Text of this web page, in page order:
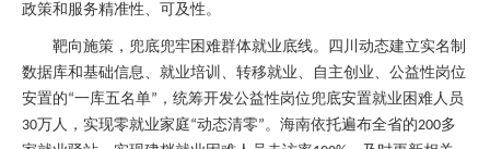
政策和服务精准性、可及性。
靶向施策，兜底兜牢困难群体就业底线。四川动态建立实名制
数据库和基础信息、就业培训、转移就业、自主创业、公益性岗位
安置的“一库五名单” ，统筹开发公益性岗位兜底安置就业困难人员
30万人，实现零就业家庭“动态清零”。海南依托遍布全省的200多